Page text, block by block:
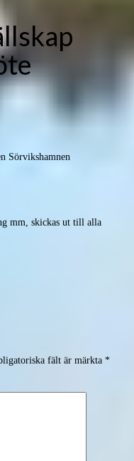
Sörvikshamnen
mm, skickas ut till alla
fält är märkta *